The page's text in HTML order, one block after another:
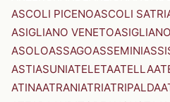
ASCOLI PICENOASCOLI
ASIGLIANO VENETO
ASOLOASSAGOASSEMINI
ASTIASUNIATELETAATELLA
ATINAATRANIATRIATRIPALDA